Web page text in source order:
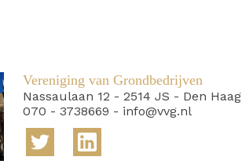
Vereniging van Grondbedrijven
Nassaulaan 12 - 2514 JS - Den Haag
070 - 3738669 - info@vvg.nl